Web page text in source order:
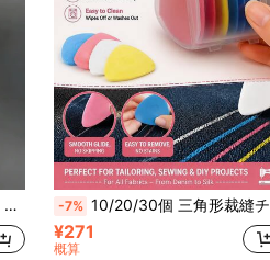
-7% 10/20/30個 三角形裁縫チョーク 保護ボックス付き、マルチカラー 消せる布用マーキングチョークセット、縫製パッチワーク衣類パターンマーキング用品、ハンドメイド縫製アクセサリーと針&糸リフィルセット
¥271
概算